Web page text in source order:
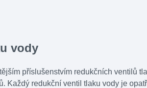
vody
příslušenstvím redukčních ventilů
Každý redukční ventil tlaku vody je